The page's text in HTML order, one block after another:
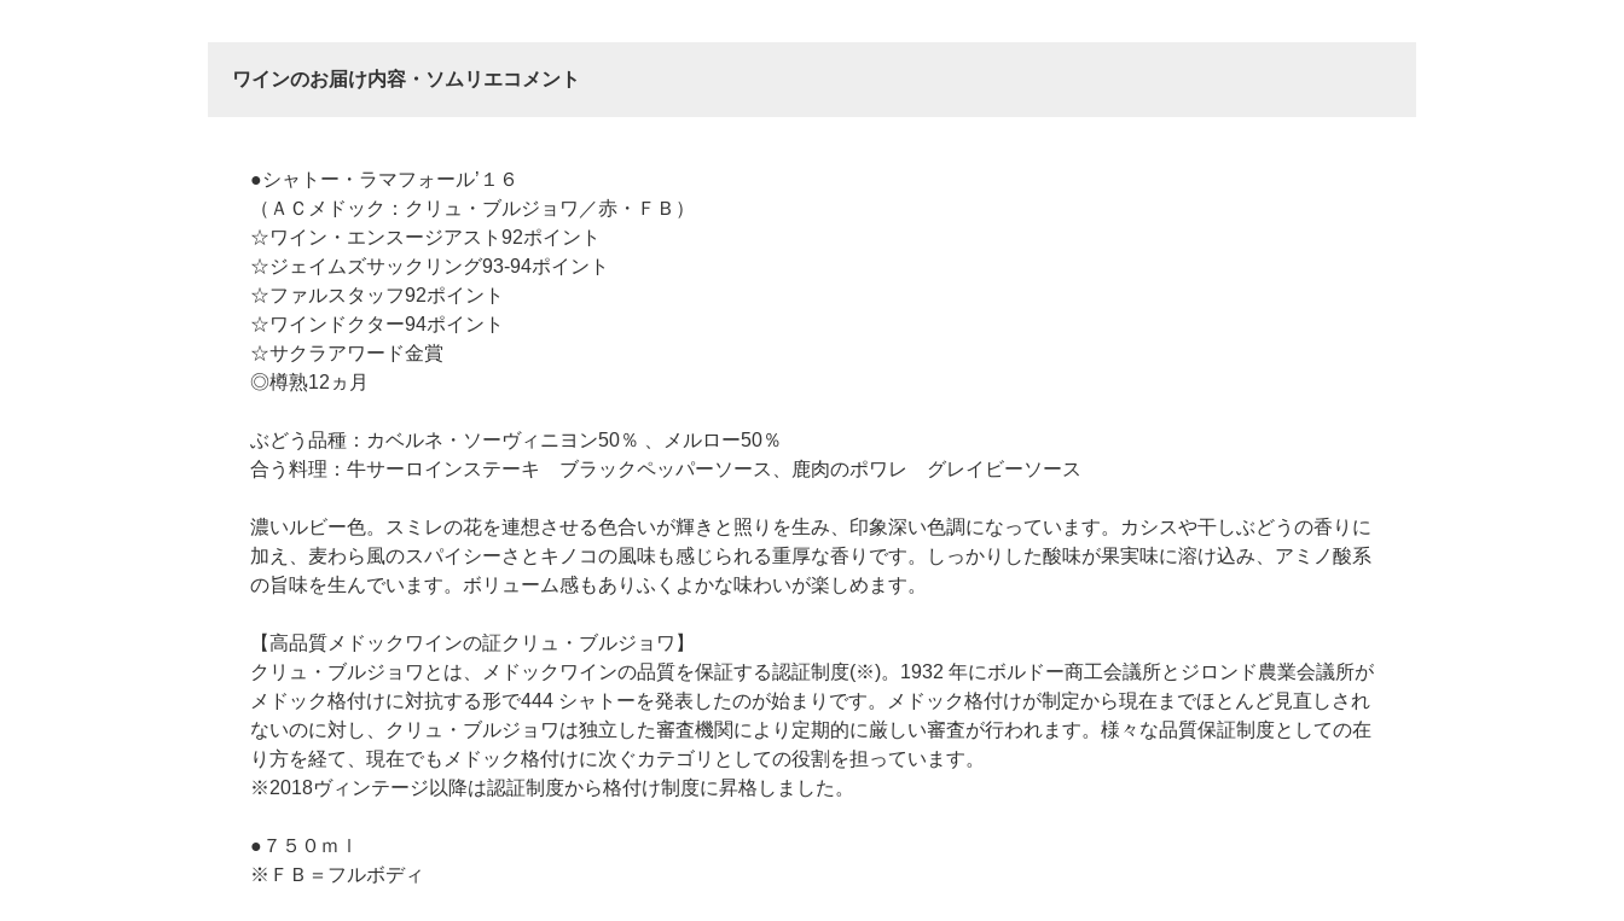
ワインのお届け内容・ソムリエコメント
●シャトー・ラマフォール’１６
（ＡＣメドック：クリュ・ブルジョワ／赤・ＦＢ）
☆ワイン・エンスージアスト92ポイント
☆ジェイムズサックリング93-94ポイント
☆ファルスタッフ92ポイント
☆ワインドクター94ポイント
☆サクラアワード金賞
◎樽熟12ヵ月
ぶどう品種：カベルネ・ソーヴィニヨン50％ 、メルロー50％
合う料理：牛サーロインステーキ ブラックペッパーソース、鹿肉のポワレ グレイビーソース
濃いルビー色。スミレの花を連想させる色合いが輝きと照りを生み、印象深い色調になっています。カシスや干しぶどうの香りに
加え、麦わら風のスパイシーさとキノコの風味も感じられる重厚な香りです。しっかりした酸味が果実味に溶け込み、アミノ酸系
の旨味を生んでいます。ボリューム感もありふくよかな味わいが楽しめます。
【高品質メドックワインの証クリュ・ブルジョワ】
クリュ・ブルジョワとは、メドックワインの品質を保証する認証制度(※)。1932 年にボルドー商工会議所とジロンド農業会議所が
メドック格付けに対抗する形で444 シャトーを発表したのが始まりです。メドック格付けが制定から現在までほとんど見直しされ
ないのに対し、クリュ・ブルジョワは独立した審査機関により定期的に厳しい審査が行われます。様々な品質保証制度としての在
り方を経て、現在でもメドック格付けに次ぐカテゴリとしての役割を担っています。
※2018ヴィンテージ以降は認証制度から格付け制度に昇格しました。
●７５０ｍｌ
※ＦＢ＝フルボディ